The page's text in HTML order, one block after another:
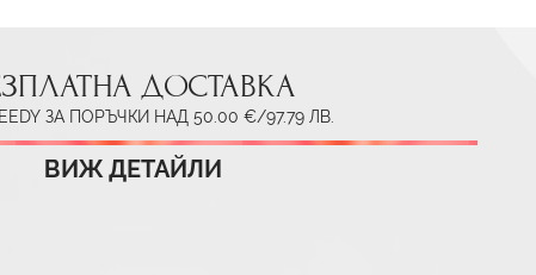
ДОСТАВКА
ЗА ПОРЪЧКИ НАД 50.00 €/97.79 ЛВ.
ВИЖ ДЕТАЙЛИ